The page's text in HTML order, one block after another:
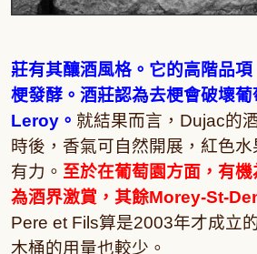
莊有其釀酒風格。它的高階品
梗發酵。酒莊認為去梗會破壞
Leroy。 就結果而言，Dujac的
時後，香氣可自然開展，紅色
有力。 至於在葡萄園方面，有
為酒界激賞，其餘Morey-St-
Pere et Fils算是2003年才成立
木桶的用量也較少。